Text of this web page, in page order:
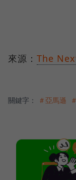
來源： The
關鍵字： ＃亞馬遜